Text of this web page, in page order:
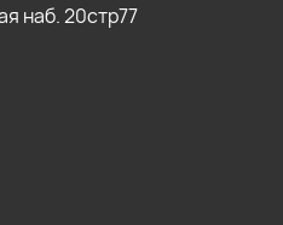
наб. 20стр77